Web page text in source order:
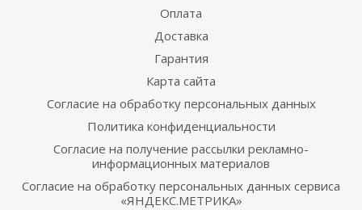
Оплата
Доставка
Гарантия
Карта сайта
Согласие на обработку персональных данных
Политика конфиденциальности
Согласие на получение рассылки рекламно-
информационных материалов
Согласие на обработку персональных данных сервиса
«ЯНДЕКС.МЕТРИКА»